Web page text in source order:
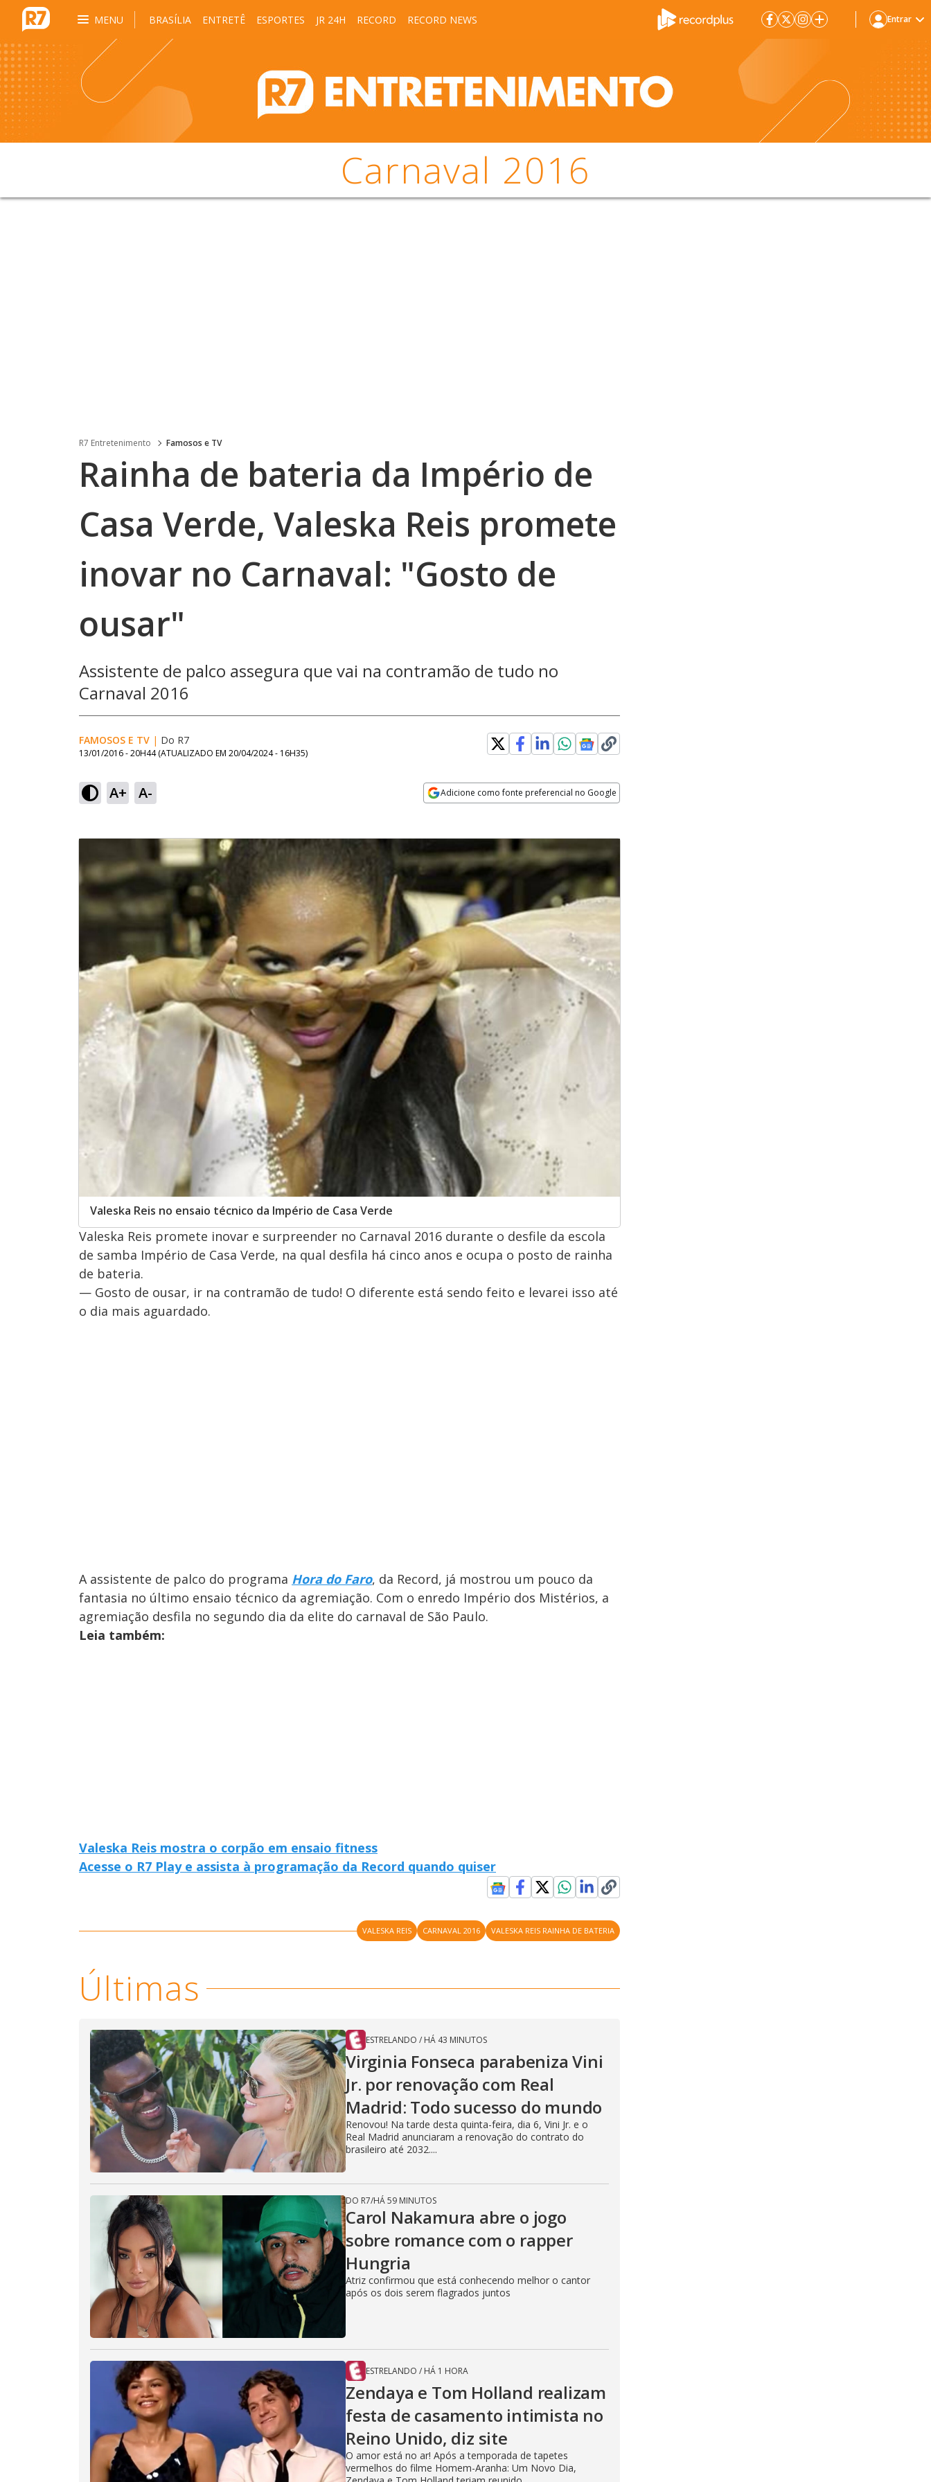
MENU BRASÍLIA ENTRETÊ ESPORTES JR 24H RECORD RECORD NEWS Entrar
Carnaval 2016
R7 Entretenimento Famosos e TV
Rainha de bateria da Império de
Casa Verde, Valeska Reis promete
inovar no Carnaval: "Gosto de
ousar"
Assistente de palco assegura que vai na contramão de tudo no
Carnaval 2016
FAMOSOS E TV | Do R7
13/01/2016 - 20H44 (ATUALIZADO EM 20/04/2024 - 16H35)
A+ A- Adicione como fonte preferencial no Google
Valeska Reis no ensaio técnico da Império de Casa Verde
Valeska Reis promete inovar e surpreender no Carnaval 2016 durante o desfile da escola
de samba Império de Casa Verde, na qual desfila há cinco anos e ocupa o posto de rainha
de bateria.
— Gosto de ousar, ir na contramão de tudo! O diferente está sendo feito e levarei isso até
o dia mais aguardado.
A assistente de palco do programa Hora do Faro, da Record, já mostrou um pouco da
fantasia no último ensaio técnico da agremiação. Com o enredo Império dos Mistérios, a
agremiação desfila no segundo dia da elite do carnaval de São Paulo.
Leia também:
Valeska Reis mostra o corpão em ensaio fitness
Acesse o R7 Play e assista à programação da Record quando quiser
VALESKA REIS CARNAVAL 2016 VALESKA REIS RAINHA DE BATERIA
Últimas
ESTRELANDO / HÁ 43 MINUTOS
Virginia Fonseca parabeniza Vini
Jr. por renovação com Real
Madrid: Todo sucesso do mundo
Renovou! Na tarde desta quinta-feira, dia 6, Vini Jr. e o
Real Madrid anunciaram a renovação do contrato do
brasileiro até 2032....
DO R7/HÁ 59 MINUTOS
Carol Nakamura abre o jogo
sobre romance com o rapper
Hungria
Atriz confirmou que está conhecendo melhor o cantor
após os dois serem flagrados juntos
ESTRELANDO / HÁ 1 HORA
Zendaya e Tom Holland realizam
festa de casamento intimista no
Reino Unido, diz site
O amor está no ar! Após a temporada de tapetes
vermelhos do filme Homem-Aranha: Um Novo Dia,